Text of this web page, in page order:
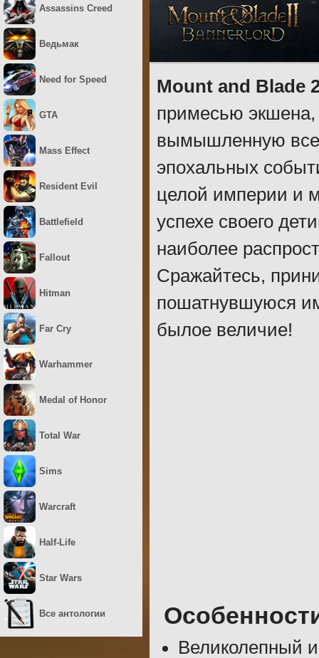
Mount and Blade
примесью экшена,
вымышленную
эпохальных
целой империи и
успехе своего
наиболее
Сражайтесь,
пошатнувшуюся
былое величие!
Великолепный
Assassins Creed
Ведьмак
Need for Speed
GTA
Mass Effect
Resident Evil
Battlefield
Fallout
Hitman
Far Cry
Warhammer
Medal of Honor
Total War
Sims
Warcraft
Half-Life
Star Wars
Все антологии